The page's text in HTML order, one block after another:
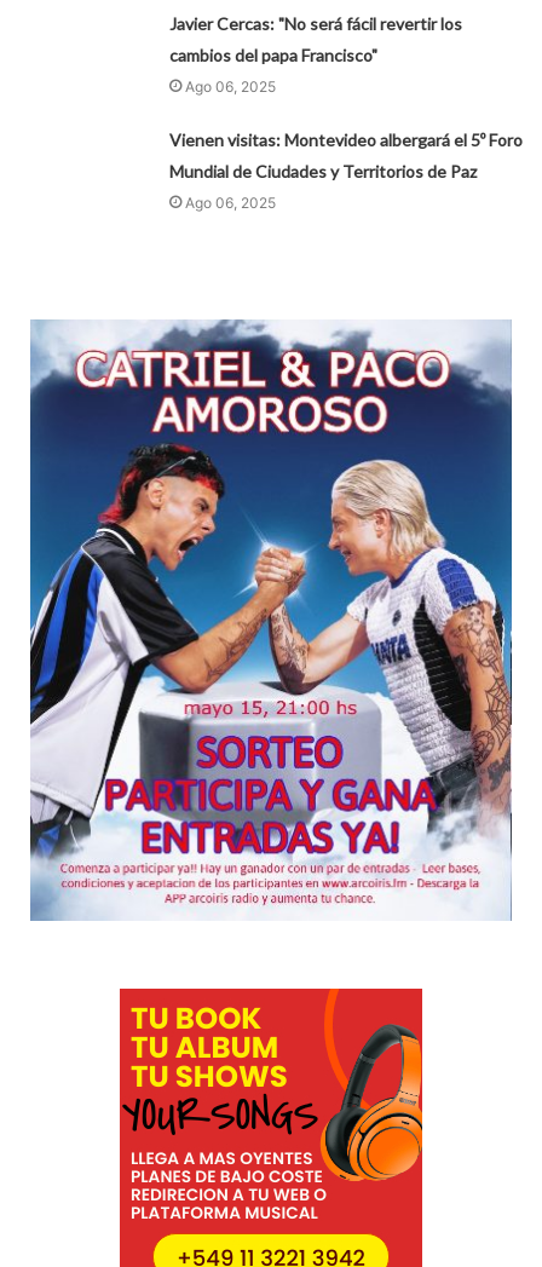
Javier Cercas: "No será fácil revertir los
cambios del papa Francisco"
Ago 06, 2025
Vienen visitas: Montevideo albergará el 5º Foro
Mundial de Ciudades y Territorios de Paz
Ago 06, 2025